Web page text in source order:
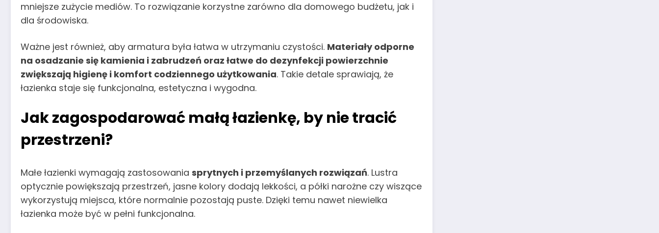
mniejsze zużycie mediów. To rozwiązanie korzystne zarówno dla domowego budżetu, jak i
dla środowiska.
Ważne jest również, aby armatura była łatwa w utrzymaniu czystości. Materiały odporne
na osadzanie się kamienia i zabrudzeń oraz łatwe do dezynfekcji powierzchnie
zwiększają higienę i komfort codziennego użytkowania. Takie detale sprawiają, że
łazienka staje się funkcjonalna, estetyczna i wygodna.
Jak zagospodarować małą łazienkę, by nie tracić
przestrzeni?
Małe łazienki wymagają zastosowania sprytnych i przemyślanych rozwiązań. Lustra
optycznie powiększają przestrzeń, jasne kolory dodają lekkości, a półki narożne czy wiszące
wykorzystują miejsca, które normalnie pozostają puste. Dzięki temu nawet niewielka
łazienka może być w pełni funkcjonalna.